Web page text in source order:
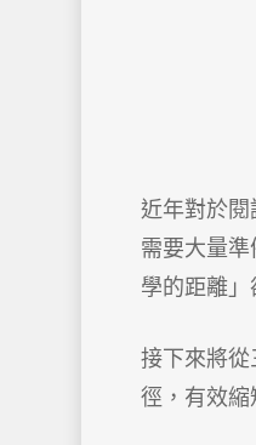
近年對於
需要大量
學的距離」
接下來將
徑，有效縮